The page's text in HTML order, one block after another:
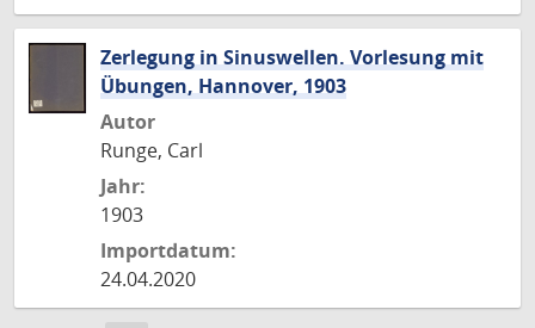
Zerlegung in Sinuswellen. Vorlesung mit
Übungen, Hannover, 1903
Autor
Runge, Carl
Jahr:
1903
Importdatum:
24.04.2020